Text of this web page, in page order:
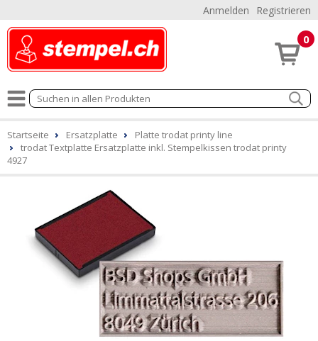
Anmelden Registrieren
0
Startseite Ersatzplatte
Platte trodat printy line
trodat Textplatte Ersatzplatte inkl. Stempelkissen trodat printy
4927